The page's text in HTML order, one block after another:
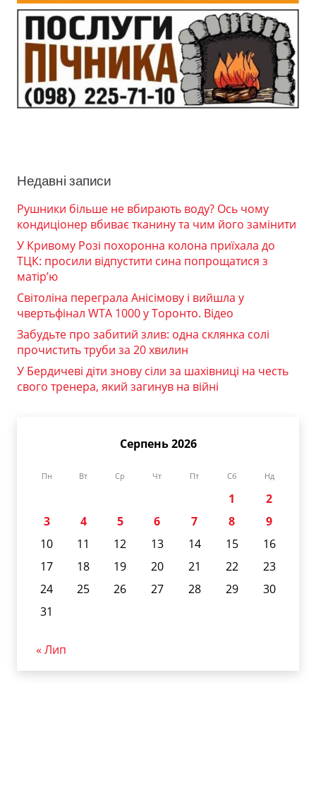
Недавні записи
Рушники більше не вбирають воду? Ось чому
кондиціонер вбиває тканину та чим його замінити
У Кривому Розі похоронна колона приїхала до
ТЦК: просили відпустити сина попрощатися з
матір’ю
Світоліна переграла Анісімову і вийшла у
чвертьфінал WTA 1000 у Торонто. Відео
Забудьте про забитий злив: одна склянка солі
прочистить труби за 20 хвилин
У Бердичеві діти знову сіли за шахівниці на честь
свого тренера, який загинув на війні
Серпень 2026
Пн Вт Ср Чт Пт Сб Нд
1
2
3
4 5 6 7 8
9
10
11 12 13 14 15
16
17
18 19 20 21 22
23
24
25 26 27 28 29
30
31
« Лип